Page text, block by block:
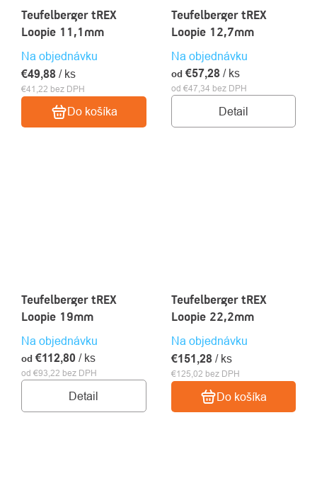
Teufelberger tREX
Loopie 11,1mm
Na objednávku
€41,22 bez DPH
€49,88 / ks
Do košíka
Teufelberger tREX
Loopie 12,7mm
Na objednávku
od €47,34 bez DPH
od €57,28 / ks
Detail
Teufelberger tREX
Loopie 19mm
Na objednávku
od €93,22 bez DPH
od €112,80 / ks
Detail
Teufelberger tREX
Loopie 22,2mm
Na objednávku
€125,02 bez DPH
€151,28 / ks
Do košíka